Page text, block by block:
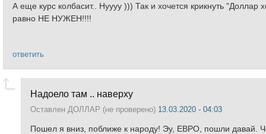
А еще курс колбасит.. Нуууу ))) Так и хочется крикнуть
равно НЕ НУЖЕН!!!!
ответить
Надоело там .. наверху
Оставлен ДОЛЛАР (не проверено) 13.03.2020 - 04:03
Пошел я вниз, поближе к народу! Эу, ЕВРО, пошли давай.